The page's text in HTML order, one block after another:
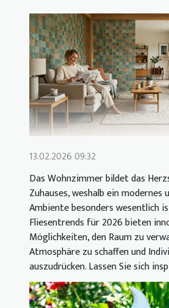
13.02.2026 09:32
Das Wohnzimmer bildet das
Zuhauses, weshalb ein modernes
Ambiente besonders wesentlich
Fliesentrends für 2026 bieten
Möglichkeiten, den Raum zu
Atmosphäre zu schaffen und
auszudrücken. Lassen Sie sich